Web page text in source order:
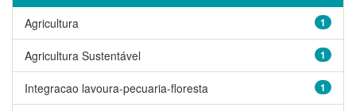
1
Agricultura
1
Agricultura Sustentável
1
Integracao lavoura-pecuaria-floresta